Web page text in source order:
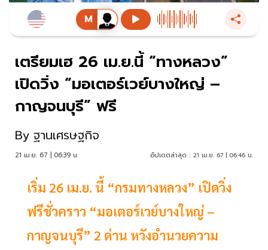
เตรียมเฮ 26 เม.ย.นี้ “ทางหลวง”
เปิดวิ่ง “มอเตอร์เวย์บางใหญ่ –
กาญจนบุรี” ฟรี
By ฐานเศรษฐกิจ
21 เม.ย. 67 | 06:39 น. อัปเดตล่าสุด : 21 เม.ย. 67 | 06:46 น.
เริ่ม 26 เม.ย. นี้ “กรมทางหลวง” เปิดวิ่ง
ฟรีชั่วคราว “มอเตอร์เวย์บางใหญ่ –
กาญจนบุรี” 2 ด่าน หวังอำนวยความ